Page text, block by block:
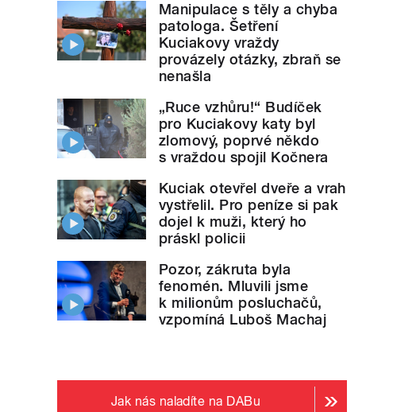
Manipulace s těly a chyba
patologa. Šetření
Kuciakovy vraždy
provázely otázky, zbraň se
nenašla
„Ruce vzhůru!“ Budíček
pro Kuciakovy katy byl
zlomový, poprvé někdo
s vraždou spojil Kočnera
Kuciak otevřel dveře a vrah
vystřelil. Pro peníze si pak
dojel k muži, který ho
práskl policii
Pozor, zákruta byla
fenomén. Mluvili jsme
k milionům posluchačů,
vzpomíná Luboš Machaj
Jak nás naladíte na DABu